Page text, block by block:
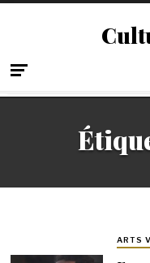
ARTS